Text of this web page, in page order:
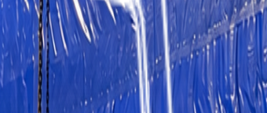
и оказался в ситуации, где за